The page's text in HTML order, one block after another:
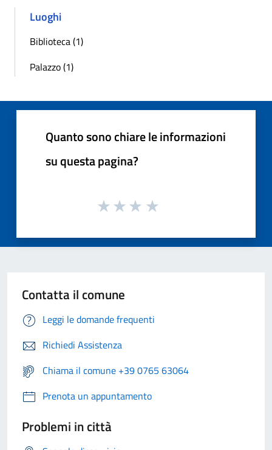
Luoghi
Biblioteca (1)
Palazzo (1)
Quanto sono chiare le informazioni
su questa pagina?
Contatta il comune
Leggi le domande frequenti
Richiedi Assistenza
Chiama il comune +39 0765 63064
Prenota un appuntamento
Problemi in città